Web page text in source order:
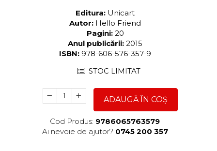
Editura: Unicart
Autor: Hello Friend
Pagini: 20
Anul publicării: 2015
ISBN: 978-606-576-357-9
STOC LIMITAT
ADAUGĂ ÎN COȘ
Cod Produs: 9786065763579
Ai nevoie de ajutor? 0745 200 357